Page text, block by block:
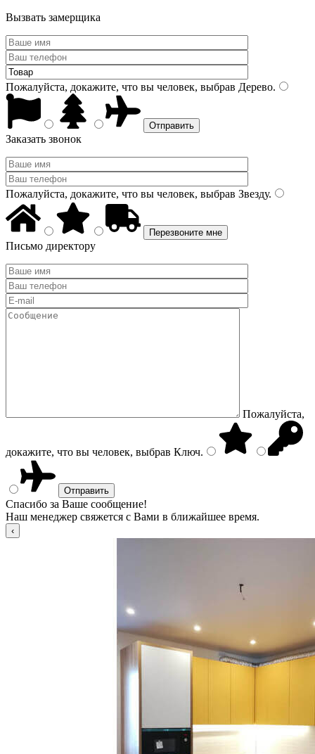
Вызвать замерщика
Пожалуйста, докажите, что вы человек, выбрав Дерево.
Заказать звонок
Пожалуйста, докажите, что вы человек, выбрав Звезду.
Письмо директору
Пожалуйста,
докажите, что вы человек, выбрав Ключ.
Спасибо за Ваше сообщение!
Наш менеджер свяжется с Вами в ближайшее время.